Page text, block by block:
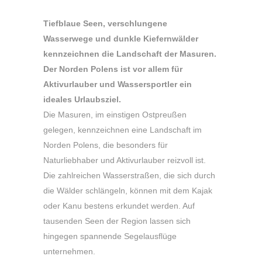
Tiefblaue Seen, verschlungene
Wasserwege und dunkle Kiefernwälder
kennzeichnen die Landschaft der Masuren.
Der Norden Polens ist vor allem für
Aktivurlauber und Wassersportler ein
ideales Urlaubsziel.
Die Masuren, im einstigen Ostpreußen
gelegen, kennzeichnen eine Landschaft im
Norden Polens, die besonders für
Naturliebhaber und Aktivurlauber reizvoll ist.
Die zahlreichen Wasserstraßen, die sich durch
die Wälder schlängeln, können mit dem Kajak
oder Kanu bestens erkundet werden. Auf
tausenden Seen der Region lassen sich
hingegen spannende Segelausflüge
unternehmen.